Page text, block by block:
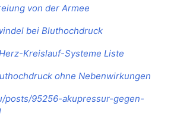
von der Armee
bei Bluthochdruck
Kreislauf-Systeme Liste
ohne Nebenwirkungen
posts/95256-akupressur-gegen-